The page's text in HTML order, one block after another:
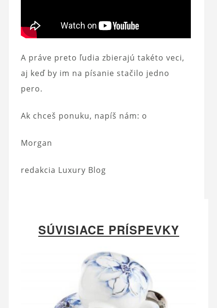
A práve preto ľudia zbierajú takéto veci,
aj keď by im na písanie stačilo jedno
pero.
Ak chceš ponuku, napíš nám: o
Morgan
redakcia Luxury Blog
SÚVISIACE PRÍSPEVKY